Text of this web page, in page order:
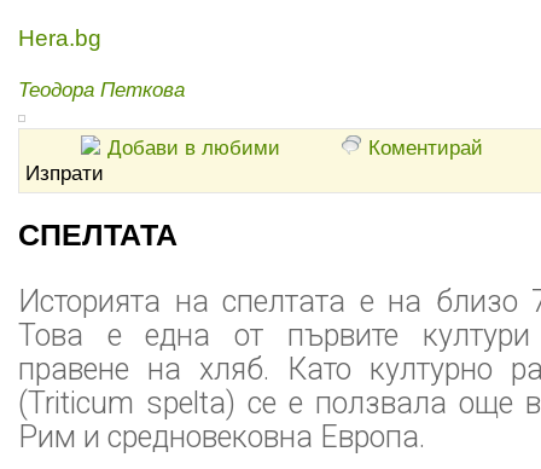
Hera.bg
Теодора Петкова
Добави в любими
Коментирай
Изпрати
СПЕЛТАТА
Историята на спелтата е на близо
Това е една от първите
правене на хляб. Като културно
(Triticum spelta) се е ползвала още
Рим и средновековна Европа.